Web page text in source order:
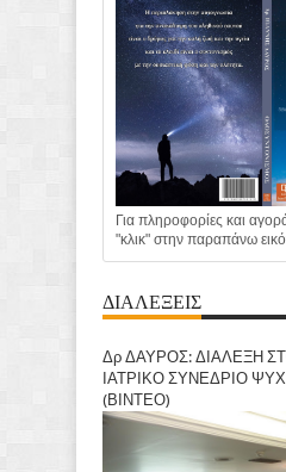
Για πληροφορίες και
"κλικ" στην παραπάνω
ΔΙΑΛΕΞΕΙΣ
Δρ ΔΑΥΡΟΣ: ΔΙΑΛΕΞΗ
ΙΑΤΡΙΚΟ ΣΥΝΕΔΡΙΟ
(ΒΙΝΤΕΟ)